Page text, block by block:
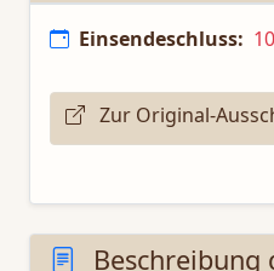
Einsendeschluss:
Zur Original-
Beschreibung